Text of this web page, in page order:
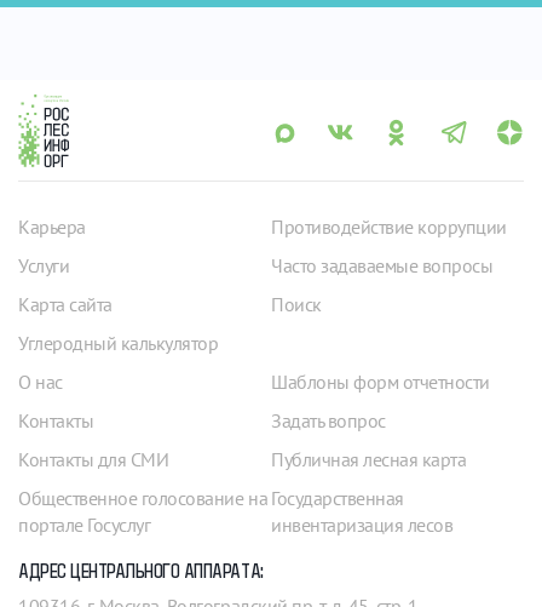
Карьера
Услуги
Карта сайта
Углеродный калькулятор
Противодействие коррупции
Часто задаваемые вопросы
Поиск
О нас
Контакты
Контакты для СМИ
Общественное голосование на
портале Госуслуг
Шаблоны форм отчетности
Задать вопрос
Публичная лесная карта
Государственная
инвентаризация лесов
АДРЕС ЦЕНТРАЛЬНОГО АППАРАТА: